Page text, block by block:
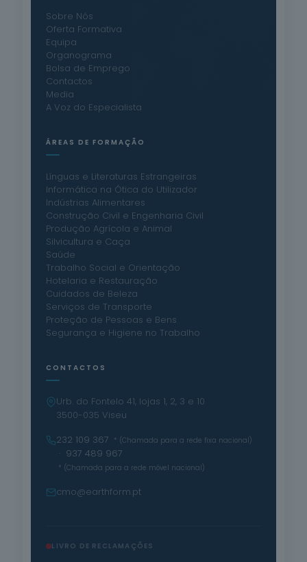
Sobre Nós
Oferta Formativa
Equipa
Organograma
Bolsa de Emprego
Contactos
Media
A Voz do Especialista
ÁREAS DE FORMAÇÃO
Línguas e Literaturas Estrangeiras
Informática na Ótica do Utilizador
Indústrias Alimentares
Construção Civil e Engenharia Civil
Produção Agrícola e Animal
Silvicultura e Caça
Saúde
Trabalho Social e Orientação
Hotelaria e Restauração
Cuidados de Beleza
Serviços de Transporte
Proteção de Pessoas e Bens
Segurança e Higiene no Trabalho
CONTACTOS
Urb. do Fontelo 41, lojas 1, 2, 3 e 10
3500-035 Viseu
232 109 367
* (Chamada para a rede fixa nacional)
· 937 489 967
* (Chamada para a rede móvel nacional)
cmo@earthform.pt
LIVRO DE RECLAMAÇÕES